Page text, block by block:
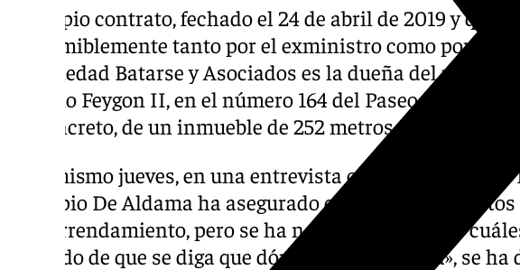
El propio contrato, fechado el 24 de abril de 2019 y que
presumiblemente tanto por el exministro como por él
la sociedad Batarse y Asociados es la dueña del piso
Edificio Feygon II, en el número 164 del Paseo de la
en concreto, de un inmueble de 252 metros cuadrados.
Este mismo jueves, en una entrevista concedida a ‘La W
el propio De Aldama ha asegurado que recibió contratos
este arrendamiento, pero se ha negado a concretar
cansado de que se diga que dónde está la prueba», se